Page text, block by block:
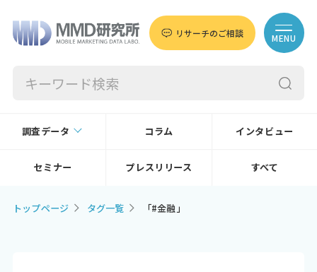
リサーチのご相談 MENU
調査データ コラム インタビュー
セミナー プレスリリース すべて
トップページ タグ一覧 「#金融」